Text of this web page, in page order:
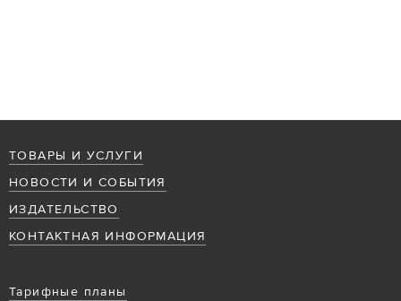
ТОВАРЫ И УСЛУГИ
НОВОСТИ И СОБЫТИЯ
ИЗДАТЕЛЬСТВО
КОНТАКТНАЯ ИНФОРМАЦИЯ
Тарифные планы